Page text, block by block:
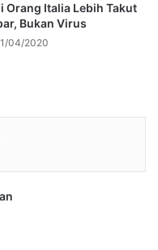
Orang Italia Lebih Takut
Bukan Virus
04/2020